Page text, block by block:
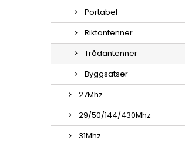
Portabel
Riktantenner
Trådantenner
Byggsatser
27Mhz
29/50/144/430Mhz
31Mhz